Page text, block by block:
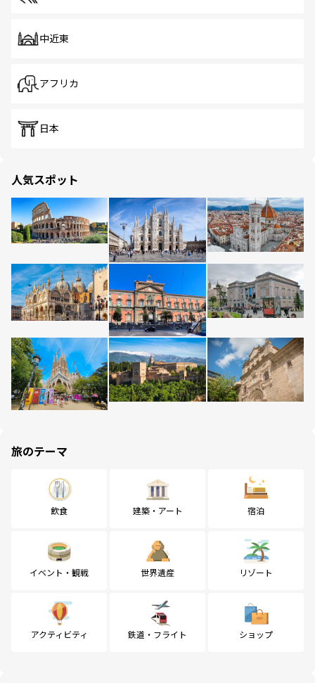
中近東
アフリカ
日本
人気スポット
旅のテーマ
飲食 建築・アート 宿泊
イベント・観戦 世界遺産 リゾート
アクティビティ 鉄道・フライト ショップ